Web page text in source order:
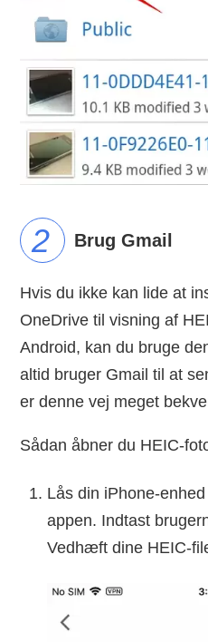
Brug Gmail
Hvis du ikke kan lide at
OneDrive til visning af
Android, kan du bruge
altid bruger Gmail til at
er denne vej meget
Sådan åbner du HEIC-
Lås din iPhone-
appen. Indtast
Vedhæft dine HEIC-